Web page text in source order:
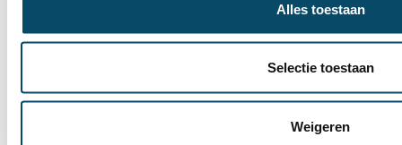
Alles toestaan
Selectie toestaan
Weigeren
Tierlantijn
Initiatief Buitenschoolse Kinderopvang (IBO)